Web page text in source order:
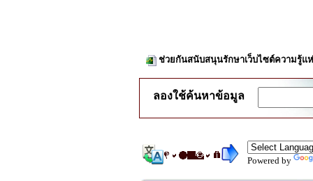
ช่วยกันสนับสนุนรักษาเว็บไซต์ความรู้แ
ลองใช้ค้นหาข้อมูล
Powered by